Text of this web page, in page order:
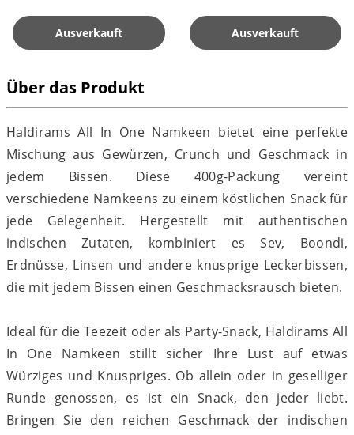
Ausverkauft Ausverkauft
Über das Produkt
Haldirams All In One Namkeen bietet eine perfekte
Mischung aus Gewürzen, Crunch und Geschmack in
jedem Bissen. Diese 400g-Packung vereint
verschiedene Namkeens zu einem köstlichen Snack für
jede Gelegenheit. Hergestellt mit authentischen
indischen Zutaten, kombiniert es Sev, Boondi,
Erdnüsse, Linsen und andere knusprige Leckerbissen,
die mit jedem Bissen einen Geschmacksrausch bieten.
Ideal für die Teezeit oder als Party-Snack, Haldirams All
In One Namkeen stillt sicher Ihre Lust auf etwas
Würziges und Knuspriges. Ob allein oder in geselliger
Runde genossen, es ist ein Snack, den jeder liebt.
Bringen Sie den reichen Geschmack der indischen